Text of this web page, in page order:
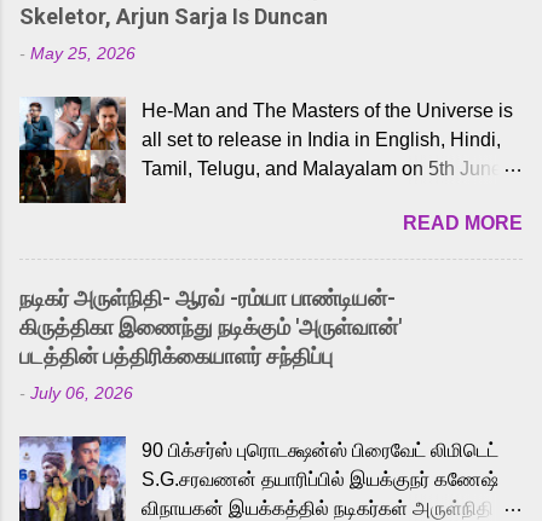
Skeletor, Arjun Sarja Is Duncan
- May 25, 2026
He-Man and The Masters of the Universe is
all set to release in India in English, Hindi,
Tamil, Telugu, and Malayalam on 5th June,
received a lot of love from cult He-Man fans
and offered audiences an exciting glimpse
into the world of Eternia, the recently
released Tamil trailer has also generated
strong excitement among Tamil audiences.
Adding to the growing buzz is the film’s
to the iconic superhero He-Man. Known for
memorable songs like “Behene De” from
Raavan, “Oru Maalai” from Ghajini, and
READ MORE
நடிகர் அருள்நிதி- ஆரவ் -ரம்யா பாண்டியன்-
கிருத்திகா இணைந்து நடிக்கும் 'அருள்வான்'
படத்தின் பத்திரிக்கையாளர் சந்திப்பு
- July 06, 2026
90 பிக்சர்ஸ் புரொடக்ஷன்ஸ் பிரைவேட் லிமிடெட்
S.G.சரவணன் தயாரிப்பில் இயக்குநர் கணேஷ்
விநாயகன் இயக்கத்தில் நடிகர்கள் அருள்நிதி -